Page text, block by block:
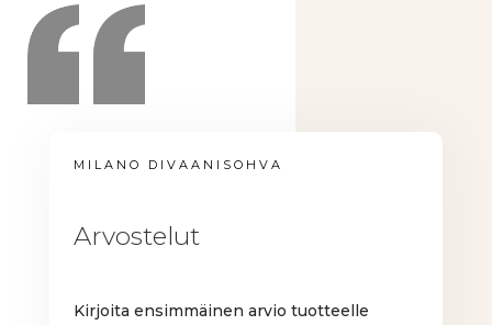
MILANO DIVAANISOHVA
Arvostelut
Kirjoita ensimmäinen arvio tuotteelle